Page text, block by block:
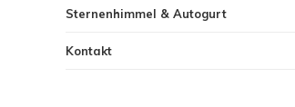
Sternenhimmel & Autogurt
Kontakt